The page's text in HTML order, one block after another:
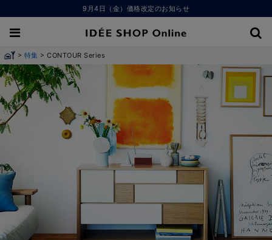
9月4日（金）価格改定のお知らせ
> 特集 > CONTOUR Series